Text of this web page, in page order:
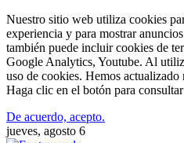
Nuestro sitio web utiliza cookies
experiencia y para mostrar
también puede incluir cookies de
Google Analytics, Youtube. Al
uso de cookies. Hemos
Haga clic en el botón para
De acuerdo, acepto.
jueves, agosto 6